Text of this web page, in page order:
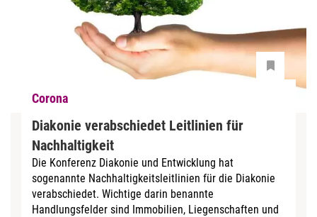
Corona
Diakonie verabschiedet Leitlinien für
Nachhaltigkeit
Die Konferenz Diakonie und Entwicklung hat
sogenannte Nachhaltigkeitsleitlinien für die Diakonie
verabschiedet. Wichtige darin benannte
Handlungsfelder sind Immobilien, Liegenschaften und